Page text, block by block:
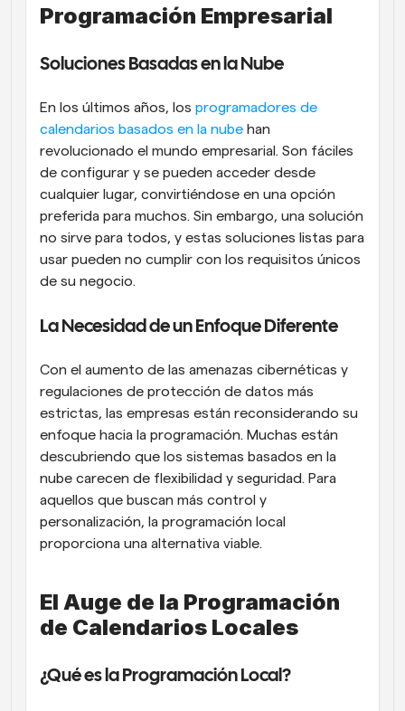
Programación Empresarial
Soluciones Basadas en la Nube
En los últimos años, los programadores de
calendarios basados en la nube han
revolucionado el mundo empresarial. Son fáciles
de configurar y se pueden acceder desde
cualquier lugar, convirtiéndose en una opción
preferida para muchos. Sin embargo, una solución
no sirve para todos, y estas soluciones listas para
usar pueden no cumplir con los requisitos únicos
de su negocio.
La Necesidad de un Enfoque Diferente
Con el aumento de las amenazas cibernéticas y
regulaciones de protección de datos más
estrictas, las empresas están reconsiderando su
enfoque hacia la programación. Muchas están
descubriendo que los sistemas basados en la
nube carecen de flexibilidad y seguridad. Para
aquellos que buscan más control y
personalización, la programación local
proporciona una alternativa viable.
El Auge de la Programación
de Calendarios Locales
¿Qué es la Programación Local?